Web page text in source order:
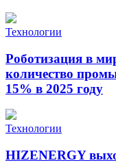
Технологии
Роботизация в
количество
15% в 2025 году
Технологии
HIZENERGY